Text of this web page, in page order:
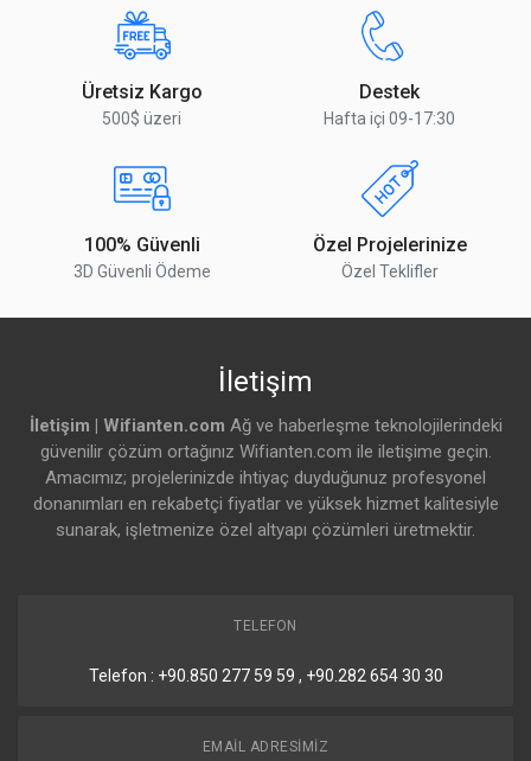
Soğutma Türü Pasif
Kablosuz Özellikler
2.4 GHz Maks. Veri Hızı
2.4 GHz Zincir Sayısı
Wi-Fi 6
5 GHz Maks. Veri Hızı 2400 Mbit/s
5 GHz Zincir Sayısı 2
5 GHz Standartları 802.11 a/n/ac/ax (Wi-Fi 6)
Üretsiz Kargo
500$ üzeri
Destek
Hafta içi 09-17:30
100% Güvenli
3D Güvenli Ödeme
Özel Projelerinize
Özel Teklifler
İletişim
İletişim | Wifianten.com Ağ ve haberleşme teknolojilerindeki
güvenilir çözüm ortağınız Wifianten.com ile iletişime geçin.
Amacımız; projelerinizde ihtiyaç duyduğunuz profesyonel
donanımları en rekabetçi fiyatlar ve yüksek hizmet kalitesiyle
sunarak, işletmenize özel altyapı çözümleri üretmektir.
TELEFON
Telefon : +90.850 277 59 59 , +90.282 654 30 30
EMAIL ADRESIMIZ